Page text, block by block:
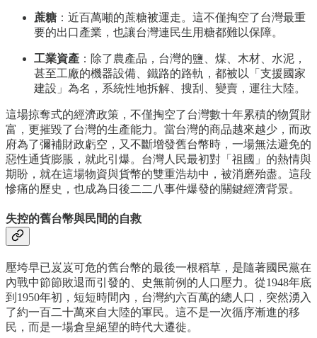
蔗糖 ：近百萬噸的蔗糖被運走。這不僅掏空了台灣最重
要的出口產業，也讓台灣連民生用糖都難以保障。
工業資產 ：除了農產品，台灣的鹽、煤、木材、水泥，
甚至工廠的機器設備、鐵路的路軌，都被以「支援國家
建設」為名，系統性地拆解、搜刮、變賣，運往大陸。
這場掠奪式的經濟政策，不僅掏空了台灣數十年累積的物質財
富，更摧毀了台灣的生產能力。當台灣的商品越來越少，而政
府為了彌補財政虧空，又不斷增發舊台幣時，一場無法避免的
惡性通貨膨脹，就此引爆。台灣人民最初對「祖國」的熱情與
期盼，就在這場物資與貨幣的雙重浩劫中，被消磨殆盡。這段
慘痛的歷史，也成為日後二二八事件爆發的關鍵經濟背景。
失控的舊台幣與民間的自救
壓垮早已岌岌可危的舊台幣的最後一根稻草，是隨著國民黨在
內戰中節節敗退而引發的、史無前例的人口壓力。從1948年底
到1950年初，短短時間內，台灣約六百萬的總人口，突然湧入
了約一百二十萬來自大陸的軍民。這不是一次循序漸進的移
民，而是一場倉皇絕望的時代大遷徙。